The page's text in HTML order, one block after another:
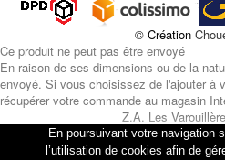
En poursuivant votre navigation
l’utilisation de cookies afin de
© Création
Ce produit ne peut pas être envoyé
En raison de ses dimensions ou de la
envoyé. Si vous choisissez de l'ajouter à
récupérer votre commande au magasin
Z.A. Les
rue des artisans
76330 Petiville